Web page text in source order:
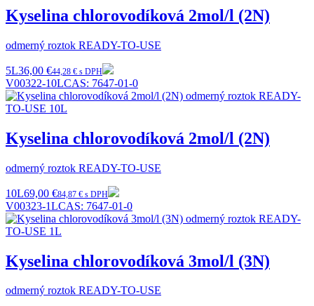
Kyselina chlorovodíková 2mol/l (2N)
odmerný roztok READY-TO-USE
5L36,00 €44,28 € s DPH
V00322-10LCAS: 7647-01-0
Kyselina chlorovodíková 2mol/l (2N)
odmerný roztok READY-TO-USE
10L69,00 €84,87 € s DPH
V00323-1LCAS: 7647-01-0
Kyselina chlorovodíková 3mol/l (3N)
odmerný roztok READY-TO-USE